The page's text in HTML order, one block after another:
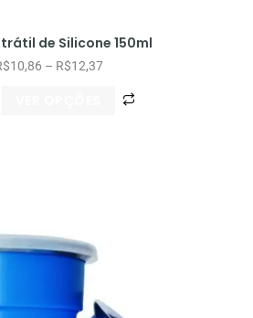
de Silicone 150ml
10,86 – R$12,37